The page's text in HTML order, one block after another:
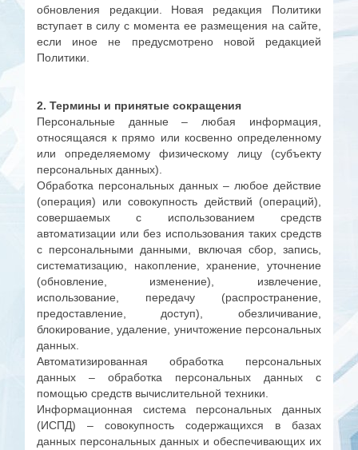
обновления редакции. Новая редакция Политики
вступает в силу с момента ее размещения на сайте,
если иное не предусмотрено новой редакцией
Политики.
2. Термины и принятые сокращения
Персональные данные – любая информация,
относящаяся к прямо или косвенно определенному
или определяемому физическому лицу (субъекту
персональных данных).
Обработка персональных данных – любое действие
(операция) или совокупность действий (операций),
совершаемых с использованием средств
автоматизации или без использования таких средств
с персональными данными, включая сбор, запись,
систематизацию, накопление, хранение, уточнение
(обновление, изменение), извлечение,
использование, передачу (распространение,
предоставление, доступ), обезличивание,
блокирование, удаление, уничтожение персональных
данных.
Автоматизированная обработка персональных
данных – обработка персональных данных с
помощью средств вычислительной техники.
Информационная система персональных данных
(ИСПД) – совокупность содержащихся в базах
данных персональных данных и обеспечивающих их